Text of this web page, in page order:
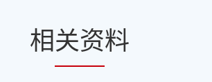
相关资料